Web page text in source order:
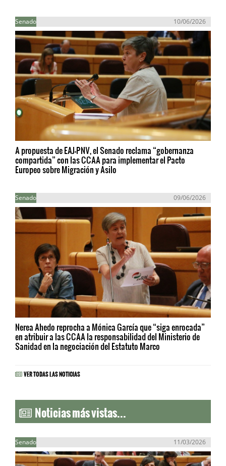
Senado 10/06/2026
A propuesta de EAJ-PNV, el Senado reclama “gobernanza
compartida” con las CCAA para implementar el Pacto
Europeo sobre Migración y Asilo
Senado 09/06/2026
Nerea Ahedo reprocha a Mónica García que “siga enrocada”
en atribuir a las CCAA la responsabilidad del Ministerio de
Sanidad en la negociación del Estatuto Marco
VER TODAS LAS NOTICIAS
Noticias más vistas...
Senado 11/03/2026